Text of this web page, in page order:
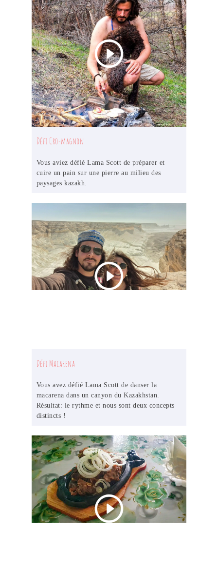
Défi Cro-magnon
Vous aviez défié Lama Scott de préparer et
cuire un pain sur une pierre au milieu des
paysages kazakh.
Défi Macarena
Vous avez défié Lama Scott de danser la
macarena dans un canyon du Kazakhstan.
Résultat: le rythme et nous sont deux concepts
distincts !